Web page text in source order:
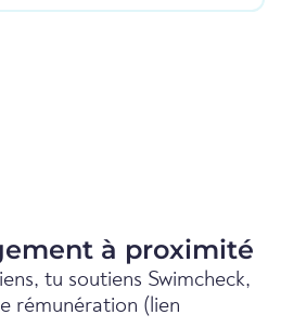
à proximité
tu soutiens Swimcheck,
rémunération (lien